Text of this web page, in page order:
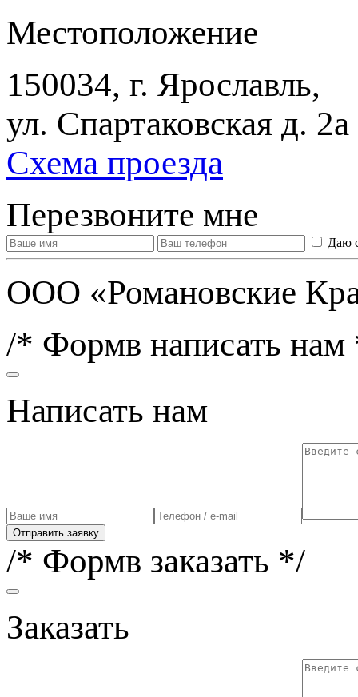
Местоположение
150034, г. Ярославль,
ул. Спартаковская д. 2а
Схема проезда
Перезвоните мне
Даю
ООО «Романовские
/* Формв написать нам
Написать нам
Отправить заявку
/* Формв заказать */
Заказать